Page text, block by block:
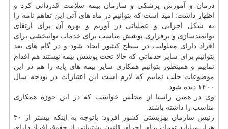
درمان و آموزش پزشکی و سازمان بیمه سلامت قدردانی کرد و
اظهار داشت: امید است که بتوانیم در ماه های آتی این تفاهم نامه را
به شکل اجرایی و عملیاتی در آوریم و بهره آن برای ارتقای
توانمندسازی و برقراری پوشش مناسب برای خدمات توانبخشی برای
افراد دارای معلولیت در سطح کشور ایجاد شود و در گام های بعد
بتوانیم برای سایر خدماتی که حالا تحت پوشش بیمه نیستند هم اقدام
نماییم و همینطور بتوانیم همکاری سایر بیمه های پایه را هم در این
موضوعات جلب نماییم که لازم است این اعتبارات در بودجه سال
۱۴۰۰ دیده شود.
وی در همین راستا از مجلس خواست که در این حوزه همکاری
مناسب را داشته باشند.
رئیس سازمان بهزیستی کشور افزود: باتوجه به اینکه بیشتر از ۳۰